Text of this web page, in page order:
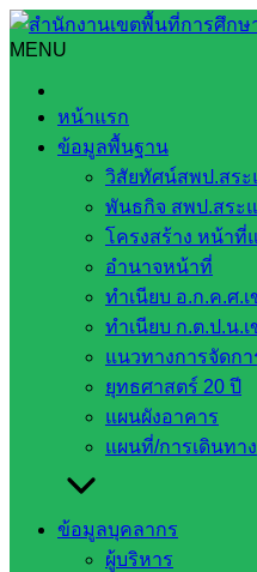
Skip
to
content
MENU
หน้าแรก
ข้อมูลพื้นฐาน
วิสัยทัศน์สพป.สระ
พันธกิจ สพป.สระแ
โครงสร้าง หน้าที่
อำนาจหน้าที่
ทำเนียบ อ.ก.ค.ศ.
ทำเนียบ ก.ต.ป.น.
แนวทางการจัดก
ยุทธศาสตร์ 20 ปี
แผนผังอาคาร
แผนที่/การเดินทาง
ข้อมูลบุคลากร
ผู้บริหาร
Search
การประชุมประชุมสัมมนา เรื่
รู้ที่ส่งเสริมความฉลาดรู้การเ
โรงเรียนในเขตพัฒนาเศรษฐกิ
การประชุมประชุม
เคลื่อนการจัดการเ
ฉลาดรู้การเงิน
สำหรับโรงเรียนใน
กรกฎาคม 1, 2025